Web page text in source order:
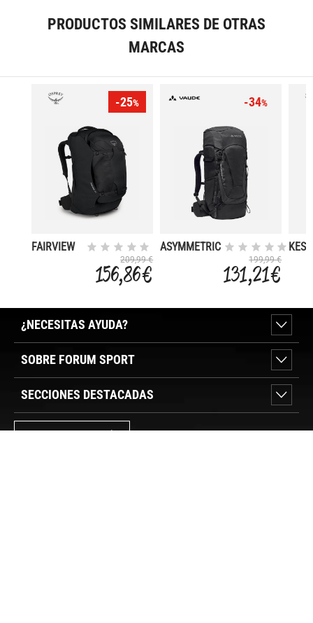
PRODUCTOS SIMILARES DE OTRAS
MARCAS
-25%
FAIRVIEW
209,99 €
156,86 €
-34%
ASYMMETRIC
199,99 €
131,21 €
¿NECESITAS AYUDA?
SOBRE FORUM SPORT
SECCIONES DESTACADAS
VER TIENDAS